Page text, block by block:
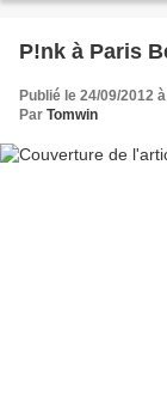
P!nk à Paris
Publié le 24/09/2012
Par Tomwin